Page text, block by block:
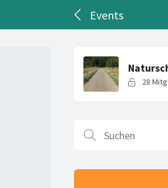
Events